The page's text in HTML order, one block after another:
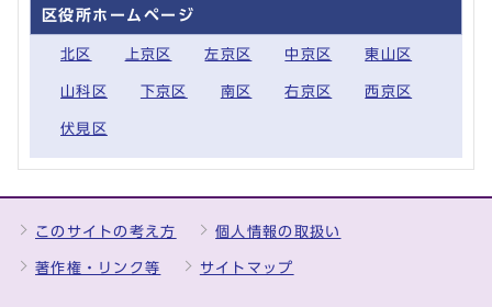
区役所ホームページ
北区 上京区 左京区 中京区 東山区
山科区 下京区 南区 右京区 西京区
伏見区
このサイトの考え方 個人情報の取扱い
著作権・リンク等 サイトマップ